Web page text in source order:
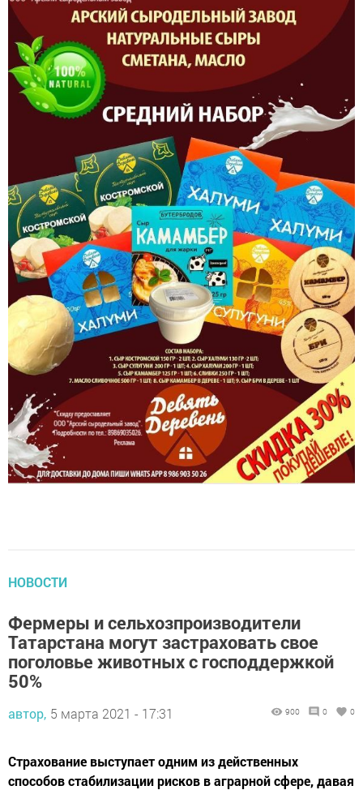
НОВОСТИ
Фермеры и сельхозпроизводители
Татарстана могут застраховать свое
поголовье животных с господдержкой
50%
автор, 5 марта 2021 - 17:31 900 0 0
Страхование выступает одним из действенных
способов стабилизации рисков в аграрной сфере, давая